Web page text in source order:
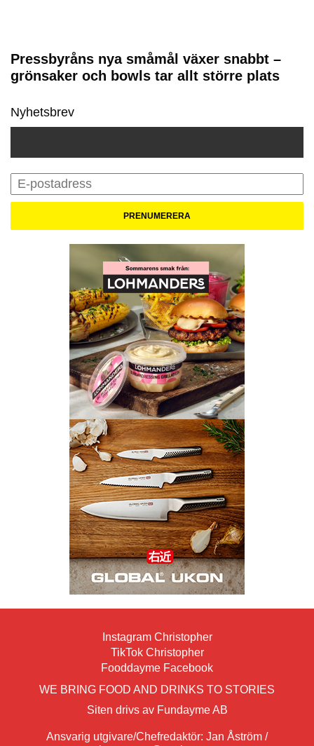
Pressbyråns nya småmål växer snabbt –
grönsaker och bowls tar allt större plats
Nyhetsbrev
Instagram Christopher
TikTok Christopher
Fooddayme Facebook
WE BRING FOOD AND DRINKS TO STORIES
Siten drivs av Fundayme AB
Ansvarig utgivare/Chefredaktör: Jan Åström /